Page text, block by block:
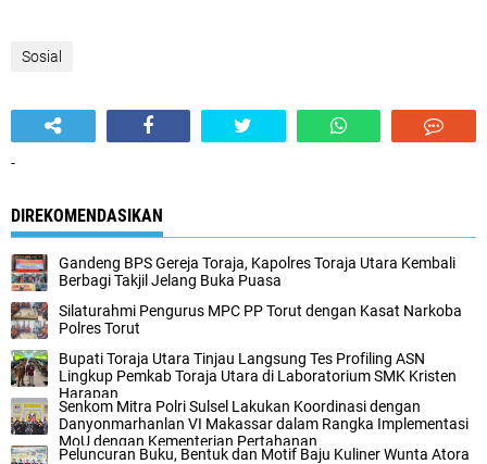
Sosial
-
DIREKOMENDASIKAN
Gandeng BPS Gereja Toraja, Kapolres Toraja Utara Kembali
Berbagi Takjil Jelang Buka Puasa
Silaturahmi Pengurus MPC PP Torut dengan Kasat Narkoba
Polres Torut
Bupati Toraja Utara Tinjau Langsung Tes Profiling ASN
Lingkup Pemkab Toraja Utara di Laboratorium SMK Kristen
Harapan
Senkom Mitra Polri Sulsel Lakukan Koordinasi dengan
Danyonmarhanlan VI Makassar dalam Rangka Implementasi
MoU dengan Kementerian Pertahanan
Peluncuran Buku, Bentuk dan Motif Baju Kuliner Wunta Atora